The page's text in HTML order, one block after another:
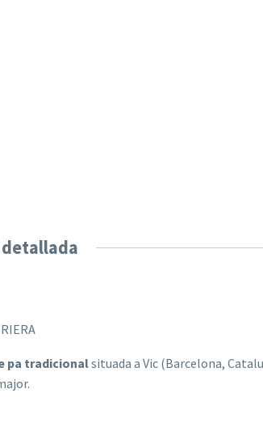
pa tradicionalsituada a Vic (Barcelona,